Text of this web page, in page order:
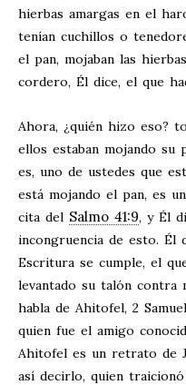
hierbas amargas en el
tenían cuchillos o
el pan, mojaban las
cordero, Él dice, el que
Ahora, ¿quién hizo eso?
ellos estaban mojando su
es, uno de ustedes que
está mojando el pan, es
cita del Salmo 41:9, y Él
incongruencia de esto. Él
Escritura se cumple, el
levantado su talón contra
habla de Ahitofel, 2
quien fue el amigo
Ahitofel es un retrato de
así decirlo, quien